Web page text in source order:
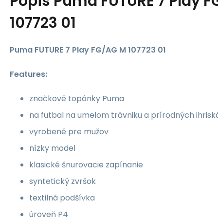
107723 01
Puma FUTURE 7 Play FG/AG M 107723 01
Features:
značkové topánky Puma
na futbal na umelom trávniku a prírodných
vyrobené pre mužov
nízky model
klasické šnurovacie zapínanie
syntetický zvršok
textilná podšívka
úroveň P4